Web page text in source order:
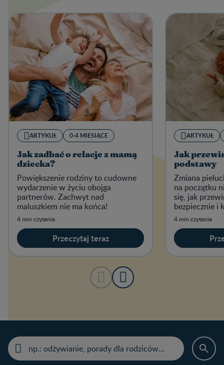
ARTYKUŁ 0-4 MIESIĄCE
Jak zadbać o relacje z mamą
dziecka?
Powiększenie rodziny to cudowne
wydarzenie w życiu obojga
partnerów. Zachwyt nad
maluszkiem nie ma końca!
4 min czytania
Przeczytaj teraz
ARTYKUŁ
Jak
podstawy
Zmiana
na początku
się, jak
bezpiecznie i
kroku.
4 min czytania